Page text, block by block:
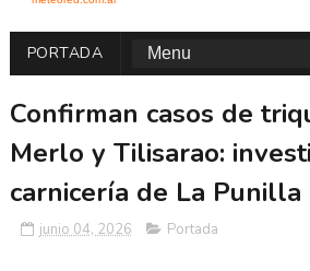
PORTADA
Confirman casos de
Merlo y Tilisarao:
carnicería de La Punilla
junio 04, 2026 Portada